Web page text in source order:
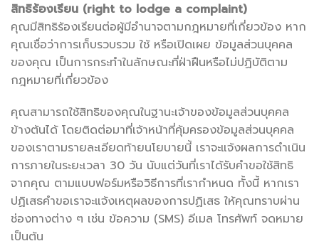
สิทธิร้องเรียน (right to lodge a complaint)
คุณมีสิทธิร้องเรียนต่อผู้มีอำนาจตามกฎหมายที่เกี่ยวข้อง หาก
คุณเชื่อว่าการเก็บรวบรวม ใช้ หรือเปิดเผย ข้อมูลส่วนบุคคล
ของคุณ เป็นการกระทำในลักษณะที่ฝ่าฝืนหรือไม่ปฏิบัติตาม
กฎหมายที่เกี่ยวข้อง
คุณสามารถใช้สิทธิของคุณในฐานะเจ้าของข้อมูลส่วนบุคคล
ข้างต้นได้ โดยติดต่อมาที่เจ้าหน้าที่คุ้มครองข้อมูลส่วนบุคคล
ของเราตามรายละเอียดท้ายนโยบายนี้ เราจะแจ้งผลการดำเนิน
การภายในระยะเวลา 30 วัน นับแต่วันที่เราได้รับคำขอใช้สิทธิ
จากคุณ ตามแบบฟอร์มหรือวิธีการที่เรากำหนด ทั้งนี้ หากเรา
ปฏิเสธคำขอเราจะแจ้งเหตุผลของการปฏิเสธ ให้คุณทราบผ่าน
ช่องทางต่าง ๆ เช่น ข้อความ (SMS) อีเมล โทรศัพท์ จดหมาย
เป็นต้น